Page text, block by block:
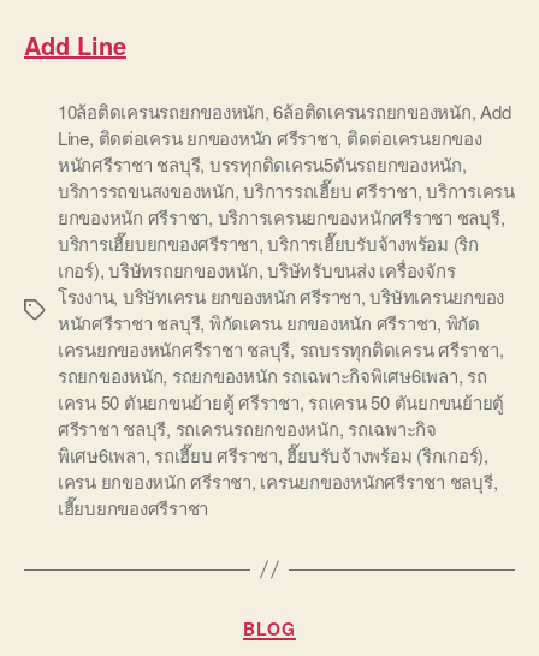
Add Line
Tags
10ล้อติดเครนรถยกของหนัก,6ล้อติดเครนรถยกของหนัก,Add
Line, ติดต่อเครน ยกของหนัก ศรีราชา, ติดต่อเครนยกของ
หนักศรีราชา ชลบุรี, บรรทุกติดเครน5ตันรถยกของหนัก,
บริการรถขนสงของหนัก,บริการรถเฮี๊ยบ ศรีราชา,บริการเครน
ยกของหนัก ศรีราชา, บริการเครนยกของหนักศรีราชา ชลบุรี,
บริการเฮี๊ยบยกของศรีราชา,บริการเฮี๊ยบรับจ้างพร้อม (ริก
เกอร์),บริษัทรถยกของหนัก,บริษัทรับขนส่ง เครื่องจักร
โรงงาน, บริษัทเครน ยกของหนัก ศรีราชา,บริษัทเครนยกของ
หนักศรีราชา ชลบุรี, พิกัดเครน ยกของหนัก ศรีราชา, พิกัด
เครนยกของหนักศรีราชา ชลบุรี, รถบรรทุกติดเครน ศรีราชา,
รถยกของหนัก, รถยกของหนัก รถเฉพาะกิจพิเศษ6เพลา, รถ
เครน 50 ตันยกขนย้ายตู้ ศรีราชา, รถเครน 50 ตันยกขนย้ายตู้
ศรีราชา ชลบุรี, รถเครนรถยกของหนัก, รถเฉพาะกิจ
พิเศษ6เพลา, รถเฮี๊ยบ ศรีราชา, ฮี๊ยบรับจ้างพร้อม (ริกเกอร์),
เครน ยกของหนัก ศรีราชา, เครนยกของหนักศรีราชา ชลบุรี,
เฮี๊ยบยกของศรีราชา
Categories
BLOG